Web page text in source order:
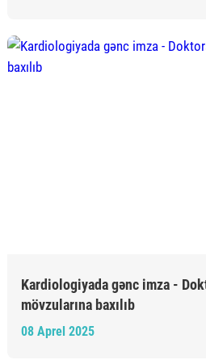
Kardiologiyada gənc imza -
mövzularına baxılıb
08 Aprel 2025